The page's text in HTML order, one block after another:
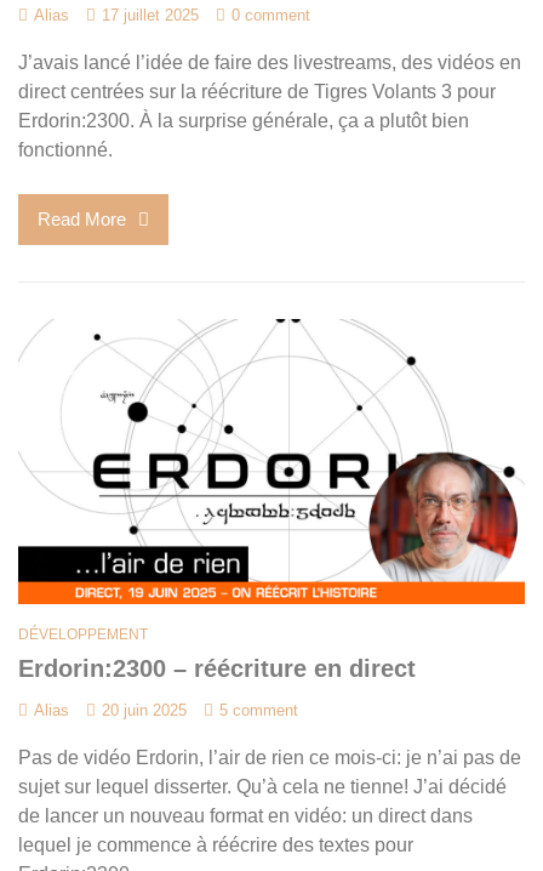
Alias 17 juillet 2025 0 comment
J’avais lancé l’idée de faire des livestreams, des vidéos en
direct centrées sur la réécriture de Tigres Volants 3 pour
Erdorin:2300. À la surprise générale, ça a plutôt bien
fonctionné.
Read More
DÉVELOPPEMENT
Erdorin:2300 – réécriture en direct
Alias 20 juin 2025 5 comment
Pas de vidéo Erdorin, l’air de rien ce mois-ci: je n’ai pas de
sujet sur lequel disserter. Qu’à cela ne tienne! J’ai décidé
de lancer un nouveau format en vidéo: un direct dans
lequel je commence à réécrire des textes pour